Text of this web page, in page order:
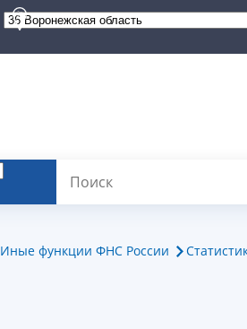
Иные функции ФНС России